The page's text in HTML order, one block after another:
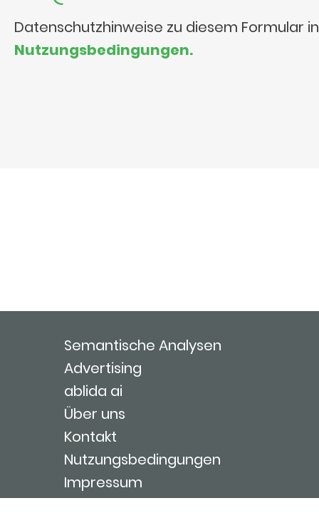
Datenschutzhinweise zu diesem Formular
Nutzungsbedingungen.
Semantische Analysen
Advertising
ablida ai
Über uns
Kontakt
Nutzungsbedingungen
Impressum
Login